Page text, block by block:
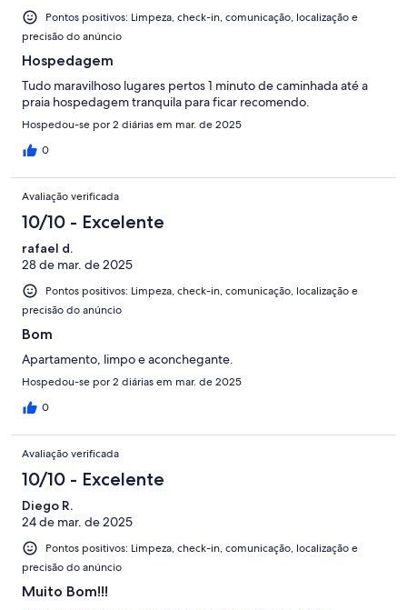
Pontos positivos: Limpeza, check-in, comunicação, localização e
precisão do anúncio
Hospedagem
Tudo maravilhoso lugares pertos 1 minuto de caminhada até a
praia hospedagem tranquila para ficar recomendo.
Hospedou-se por 2 diárias em mar. de 2025
0
Avaliação verificada
10/10 - Excelente
rafael d.
28 de mar. de 2025
Pontos positivos: Limpeza, check-in, comunicação, localização e
precisão do anúncio
Bom
Apartamento, limpo e aconchegante.
Hospedou-se por 2 diárias em mar. de 2025
0
Avaliação verificada
10/10 - Excelente
Diego R.
24 de mar. de 2025
Pontos positivos: Limpeza, check-in, comunicação, localização e
precisão do anúncio
Muito Bom!!!